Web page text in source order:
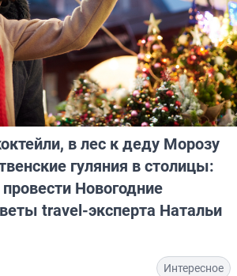
в лес к деду Морозу
гуляния в столицы:
Новогодние
travel-эксперта Натальи
Интересное